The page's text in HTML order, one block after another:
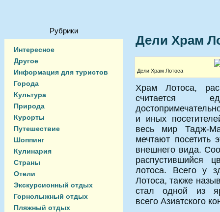
Рубрики
Интересное
Другое
Информация для туристов
Города
Культура
Природа
Курорты
Путешествие
Шоппинг
Кулинария
Страны
Отели
Экскурсионный отдых
Горнолыжный отдых
Пляжный отдых
Дели Храм
Дели Храм Лотоса
Храм Лотоса,
считается
и иных
весь мир Тадж-
мечтают посетить
внешнего вида.
распустившийся
лотоса. Всего у
Лотоса, также
стал одной из
всего Азиатского